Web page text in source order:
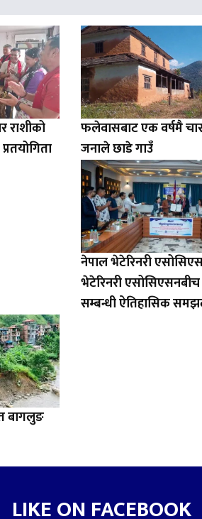
राशीको
फलेवासबाट एक वर्षमै
जनाले छाडे गाउँ
नेपाल भेटेरिनरी
भेटेरिनरी एसोसिएसनबीच
सम्बन्धी ऐतिहासिक
बागलुङ
LIKE ON FACEBOOK